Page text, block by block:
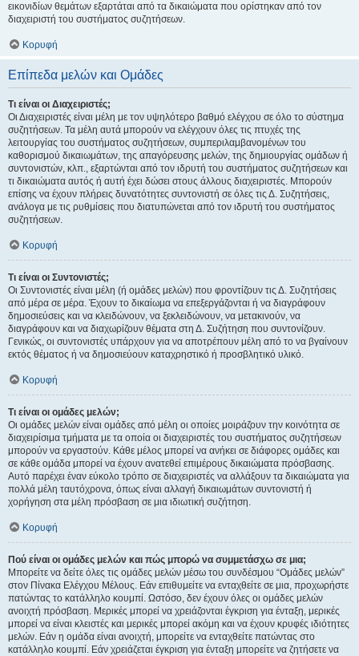
εικονιδίων θεμάτων εξαρτάται από τα δικαιώματα που ορίστηκαν από τον
διαχειριστή του συστήματος συζητήσεων.
Κορυφή
Επίπεδα μελών και Ομάδες
Τι είναι οι Διαχειριστές;
Οι Διαχειριστές είναι μέλη με τον υψηλότερο βαθμό ελέγχου σε όλο το σύστημα
συζητήσεων. Τα μέλη αυτά μπορούν να ελέγχουν όλες τις πτυχές της
λειτουργίας του συστήματος συζητήσεων, συμπεριλαμβανομένων του
καθορισμού δικαιωμάτων, της απαγόρευσης μελών, της δημιουργίας ομάδων ή
συντονιστών, κλπ., εξαρτώνται από τον ιδρυτή του συστήματος συζητήσεων και
τι δικαιώματα αυτός ή αυτή έχει δώσει στους άλλους διαχειριστές. Μπορούν
επίσης να έχουν πλήρεις δυνατότητες συντονιστή σε όλες τις Δ. Συζητήσεις,
ανάλογα με τις ρυθμίσεις που διατυπώνεται από τον ιδρυτή του συστήματος
συζητήσεων.
Κορυφή
Τι είναι οι Συντονιστές;
Οι Συντονιστές είναι μέλη (ή ομάδες μελών) που φροντίζουν τις Δ. Συζητήσεις
από μέρα σε μέρα. Έχουν το δικαίωμα να επεξεργάζονται ή να διαγράφουν
δημοσιεύσεις και να κλειδώνουν, να ξεκλειδώνουν, να μετακινούν, να
διαγράφουν και να διαχωρίζουν θέματα στη Δ. Συζήτηση που συντονίζουν.
Γενικώς, οι συντονιστές υπάρχουν για να αποτρέπουν μέλη από το να βγαίνουν
εκτός θέματος ή να δημοσιεύουν καταχρηστικό ή προσβλητικό υλικό.
Κορυφή
Τι είναι οι ομάδες μελών;
Οι ομάδες μελών είναι ομάδες από μέλη οι οποίες μοιράζουν την κοινότητα σε
διαχειρίσιμα τμήματα με τα οποία οι διαχειριστές του συστήματος συζητήσεων
μπορούν να εργαστούν. Κάθε μέλος μπορεί να ανήκει σε διάφορες ομάδες και
σε κάθε ομάδα μπορεί να έχουν ανατεθεί επιμέρους δικαιώματα πρόσβασης.
Αυτό παρέχει έναν εύκολο τρόπο σε διαχειριστές να αλλάξουν τα δικαιώματα για
πολλά μέλη ταυτόχρονα, όπως είναι αλλαγή δικαιωμάτων συντονιστή ή
χορήγηση στα μέλη πρόσβαση σε μια ιδιωτική συζήτηση.
Κορυφή
Πού είναι οι ομάδες μελών και πώς μπορώ να συμμετάσχω σε μια;
Μπορείτε να δείτε όλες τις ομάδες μελών μέσω του συνδέσμου “Ομάδες μελών”
στον Πίνακα Ελέγχου Μέλους. Εάν επιθυμείτε να ενταχθείτε σε μια, προχωρήστε
πατώντας το κατάλληλο κουμπί. Ωστόσο, δεν έχουν όλες οι ομάδες μελών
ανοιχτή πρόσβαση. Μερικές μπορεί να χρειάζονται έγκριση για ένταξη, μερικές
μπορεί να είναι κλειστές και μερικές μπορεί ακόμη και να έχουν κρυφές ιδιότητες
μελών. Εάν η ομάδα είναι ανοιχτή, μπορείτε να ενταχθείτε πατώντας στο
κατάλληλο κουμπί. Εάν χρειάζεται έγκριση για ένταξη μπορείτε να ζητήσετε να